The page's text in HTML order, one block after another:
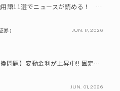
【超入門】金融用語11選でニュースが読める！ 知識ゼロからの賢い資産の育て方
券 ) JUN. 17, 2026
【住宅ローン借換問題】変動金利が上昇中!! 固定に借り換えるなら今が正解って本当? シミュレーションで比較してみよう
JUN. 01, 2026